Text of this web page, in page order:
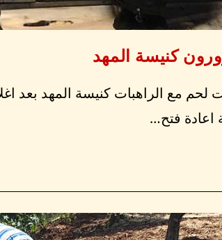
كنيسة المهد
مع الراهبات كنيسة المهد بعد
اعادة فتح…